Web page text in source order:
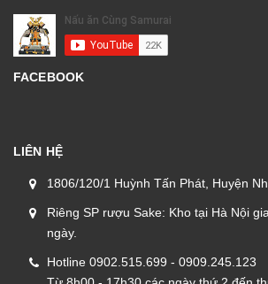
FACEBOOK
LIÊN HỆ
1806/120/1 Huỳnh Tấn Phát, Huyện
Riêng SP rượu Sake: Kho tại Hà Nội
ngày.
Hotline 0902.515.699 - 0909.245.123